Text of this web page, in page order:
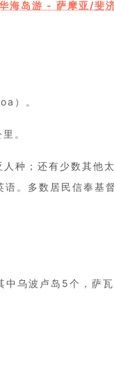
海岛游 - 萨摩亚/斐
）。
。
种；还有少数其他
。多数居民信奉基督
中乌波卢岛5个，萨